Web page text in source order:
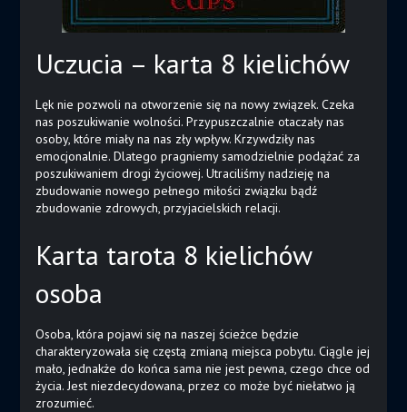
Uczucia – karta 8 kielichów
Lęk nie pozwoli na otworzenie się na nowy związek. Czeka
nas poszukiwanie wolności. Przypuszczalnie otaczały nas
osoby, które miały na nas zły wpływ. Krzywdziły nas
emocjonalnie. Dlatego pragniemy samodzielnie podążać za
poszukiwaniem drogi życiowej. Utraciliśmy nadzieję na
zbudowanie nowego pełnego miłości związku bądź
zbudowanie zdrowych, przyjacielskich relacji.
Karta tarota 8 kielichów
osoba
Osoba, która pojawi się na naszej ścieżce będzie
charakteryzowała się częstą zmianą miejsca pobytu. Ciągle jej
mało, jednakże do końca sama nie jest pewna, czego chce od
życia. Jest niezdecydowana, przez co może być niełatwo ją
zrozumieć.